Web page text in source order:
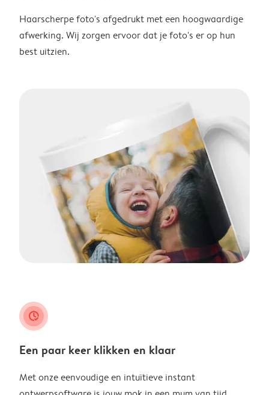
Haarscherpe foto's afgedrukt met een hoogwaardige
afwerking. Wij zorgen ervoor dat je foto's er op hun
best uitzien.
clock_check
Een paar keer klikken en klaar
Met onze eenvoudige en intuïtieve instant